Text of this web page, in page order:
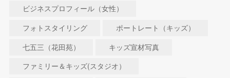
ビジネスプロフィール（女性）
フォトスタイリング
ポートレート（キッズ）
七五三（花田苑）
キッズ宣材写真
ファミリー＆キッズ(スタジオ）